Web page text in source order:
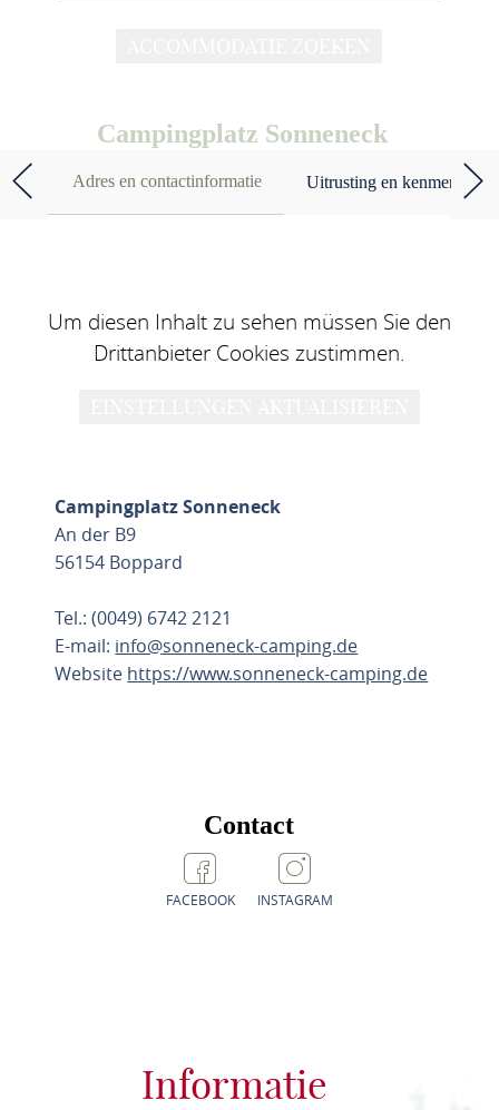
Campingplatz Sonneneck
Adres en contactinformatie Uitrusting en kenmerken
Um diesen Inhalt zu sehen müssen Sie den
Drittanbieter Cookies zustimmen.
Campingplatz Sonneneck
An der B9
56154 Boppard
Tel.: (0049) 6742 2121
E-mail: info@sonneneck-camping.de
Website https://www.sonneneck-camping.de
Contact
FACEBOOK INSTAGRAM
Informatie